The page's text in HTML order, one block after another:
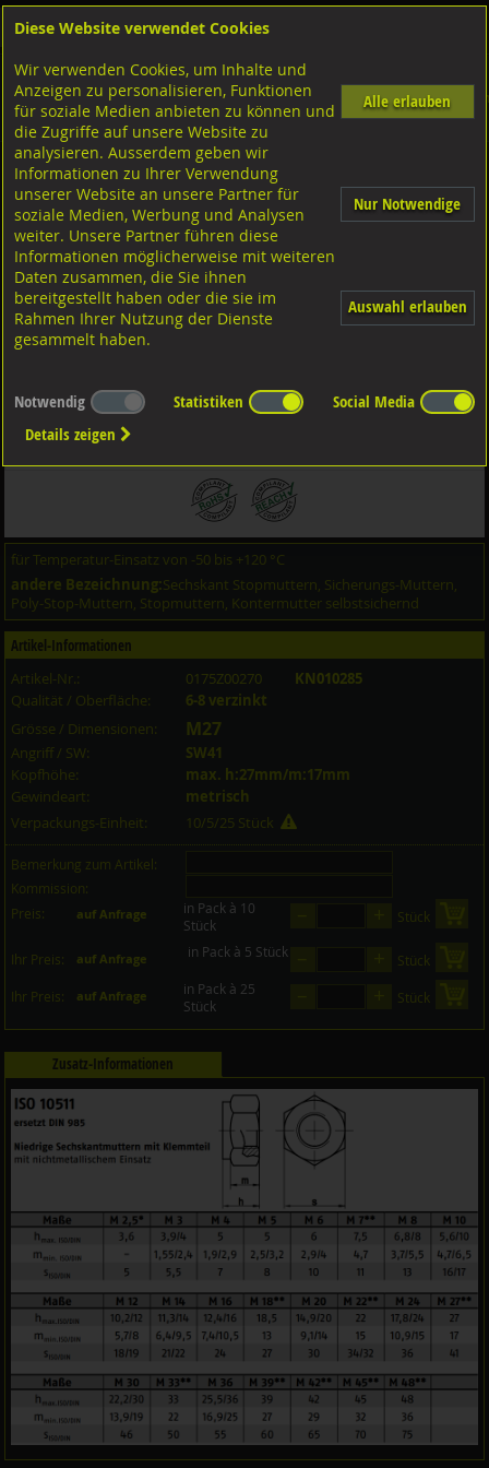
Shop Muttern Innengewinde Sechskantmuttern
Sicherungsmuttern
Diverse Ausführungen SicherungsmutternPolystop Polyamidring niedrige
6-8 Stahl verzinkt
Sicherungsmutter niedrige Form, DIN985 ISO10511 6-8
verzinkt M27
für Temperatur-Einsatz von -50 bis +120 °C
andere Bezeichnung:Sechskant Stopmuttern, Sicherungs-Muttern,
Poly-Stop-Muttern, Stopmuttern, Kontermutter selbstsichernd
Artikel-Informationen
Artikel-Nr.:
0175Z00270
KN010285
Qualität / Oberfläche:
6-8 verzinkt
Grösse / Dimensionen:
M27
Angriff / SW:
SW41
Kopfhöhe:
max. h:27mm/m:17mm
Gewindeart:
metrisch
Verpackungs-Einheit:
10/5/25 Stück
Bemerkung zum Artikel:
Kommission:
Preis:
auf Anfrage
in Pack à 10
Stück
Stück
Ihr Preis: auf Anfrage in Pack à 5 Stück Stück
Ihr Preis: auf Anfrage
in Pack à 25
Stück
Stück
Zusatz-Informationen
Diese Website verwendet Cookies
Wir verwenden Cookies, um Inhalte und
Anzeigen zu personalisieren, Funktionen
für soziale Medien anbieten zu können und
die Zugriffe auf unsere Website zu
analysieren. Ausserdem geben wir
Informationen zu Ihrer Verwendung
unserer Website an unsere Partner für
soziale Medien, Werbung und Analysen
weiter. Unsere Partner führen diese
Informationen möglicherweise mit weiteren
Daten zusammen, die Sie ihnen
bereitgestellt haben oder die sie im
Rahmen Ihrer Nutzung der Dienste
gesammelt haben.
Alle erlauben
Nur Notwendige
Auswahl erlauben
Notwendig Statistiken
Social Media
Details zeigen